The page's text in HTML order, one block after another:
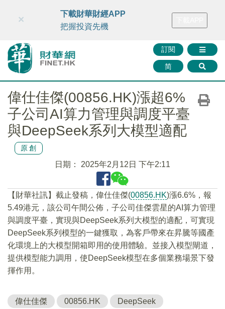
財華智庫網 FINTV FINMETA 財華證券 媒體矩陣
訂閱
简
×
下載財華財經APP
把握投資先機
偉仕佳傑(00856.HK)漲超6%
子公司AI算力管理與調度平臺
與DeepSeek系列大模型適配
原創
日期： 2025年2月12日 下午2:11
【財華社訊】截止發稿，偉仕佳傑(00856.HK)漲6.6%，報
5.49港元，該公司午間公佈，子公司佳傑雲星的AI算力管理
與調度平臺，實現與DeepSeek系列大模型的適配，可實現
DeepSeek系列模型的一鍵獲取，為客戶帶來在昇騰等國產
化環境上的大模型開箱即用的使用體驗。並接入模型閘道，
提供模型能力調用，使DeepSeek模型在多個業務場景下發
揮作用。
偉仕佳傑 00856.HK DeepSeek